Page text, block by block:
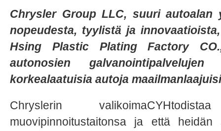
Chrysler Group LLC, suuri autoalan
nopeudesta, tyylistä ja
Hsing Plastic Plating Factory
autonosien
korkealaatuisia autoja
Chryslerin
muovipinnoitustaitonsa ja että heidän